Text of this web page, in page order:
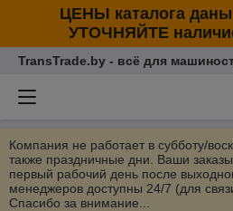
ЦЕНЫ каталога
УТОЧНЯЙТЕ
TransTrade.by - всё для
Компания не работает в субботу/
также праздничные дни. Ваши
первый рабочий день после
менеджеров доступны 24/7 (для
Спасибо за внимание...